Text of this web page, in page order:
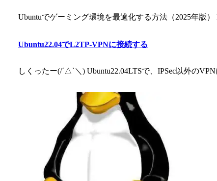
Ubuntuでゲーミング環境を最適化する方法（2025年版
Ubuntu22.04でL2TP-VPNに接続する
しくったー(/´△`＼) Ubuntu22.04LTSで、IPSec以外の